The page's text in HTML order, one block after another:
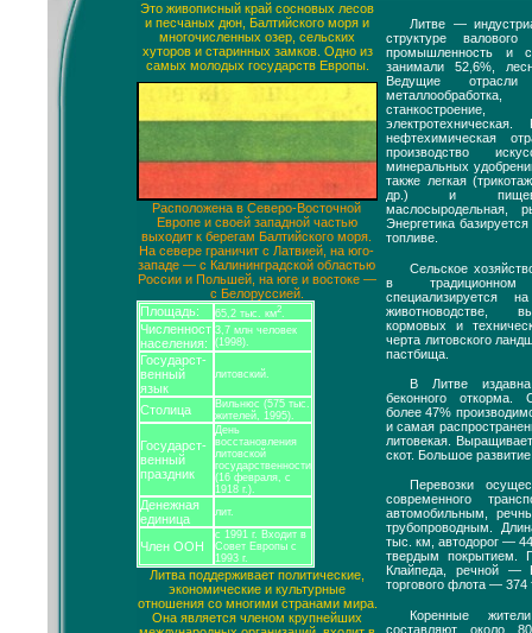
Это живописный край сосновых лесов
и песчаных дюн, Балтийского моря и
многочисленных озер, сельских
хуторов и старинных замков. Одно из
самых молодых государств Европы.
Расположена в Северо-Восточной
Европе и своей западной частью
выходит к берегам Балтийского моря.
На севере граничит с Латвией, на юго-
западе — с Калининградской областью
России и Польшей, на юге и востоке —
с Белоруссией.
Площадь:
65,2 тыс. км2.
Численност
населения:
3,7 млн человек
(1998).
Государст-
венный
язык
литовский.
Столица
Вильнюс (575 тыс.
жителей, 1995).
Государст-
венный
праздник
День
восстановления
литовской
государственности
(16 февраля, с
1918 г.).
Денежная
единица
лит.
Член ООН
с 1991 г. Входит в
Совет Европы с
1993 г.
Литва поддерживает политические,
экономические и культурные
отношения со многими странами мира.
Она является членом крупнейших
Литве —
структуре валового
промышленность и
занимали 52,6%,
Ведущие
нефтехимическая
производство
минеральных
также легкая
др.) и
маслосыродельная,
Энергетика
топливе.
Сельское
в
животноводстве,
кормовых и
черта литовского
пастбища.
В Литве
беконного откорма.
более 47%
и самая
литовекая.
скот. Большое
Перевозки
современного
автомобильным,
трубопроводным.
тыс. км, автодорог —
твердым покрытием.
Клайпеда, речной —
торгового флота — 374
Коренные
составляют около